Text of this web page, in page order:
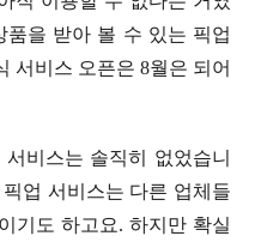
을 받아 볼 수 있는 픽업
서비스 오픈은 8월은 되어
비스는 솔직히 없었습니
업 서비스는 다른 업체들
기도 하고요. 하지만 확실